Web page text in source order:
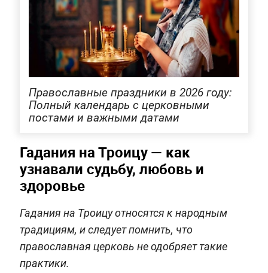
Православные праздники в 2026 году:
Полный календарь с церковными
постами и важными датами
Гадания на Троицу — как
узнавали судьбу, любовь и
здоровье
Гадания на Троицу относятся к народным
традициям, и следует помнить, что
православная церковь не одобряет такие
практики.